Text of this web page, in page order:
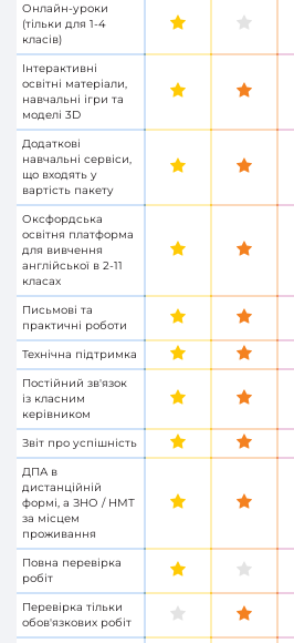
Онлайн-уроки
(тільки для 1-4
класів)
Інтерактивні
освітні матеріали,
навчальні ігри та
моделі 3D
Додаткові
навчальні сервіси,
що входять у
вартість пакету
Оксфордська
освітня платформа
для вивчення
англійської в 2-11
класах
Письмові та
практичні роботи
Технічна підтримка
Постійний зв'язок
із класним
керівником
Звіт про успішність
ДПА в
дистанційній
формі, а ЗНО / НМТ
за місцем
проживання
Повна перевірка
робіт
Перевірка тільки
обов'язкових робіт